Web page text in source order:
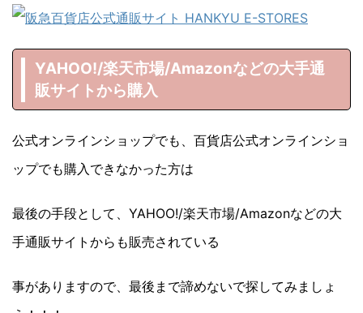
YAHOO!/楽天市場/Amazonなどの大手通
販サイトから購入
公式オンラインショップでも、百貨店公式オンラインショ
ップでも購入できなかった方は
最後の手段として、YAHOO!/楽天市場/Amazonなどの大
手通販サイトからも販売されている
事がありますので、最後まで諦めないで探してみましょ